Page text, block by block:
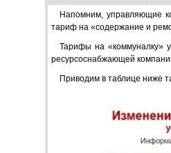
Напомним, управляющие
тариф на «содержание и
Тарифы на «коммуналку»
ресурсоснабжающей
Приводим в таблице ниже